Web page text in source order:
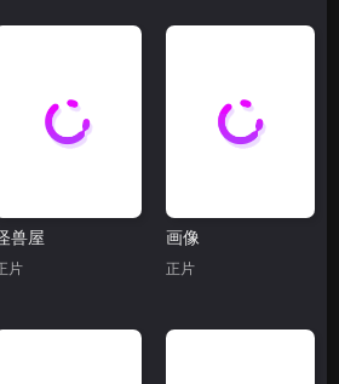
兽屋
片
画像
正片